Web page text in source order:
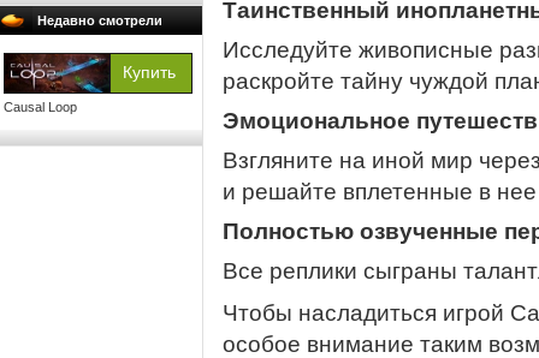
Недавно смотрели
Causal Loop
Таинственный
Исследуйте живописные
раскройте тайну чуждой
Эмоциональное
Взгляните на иной мир
и решайте вплетенные в
Полностью озвученные
Все реплики сыграны
Чтобы насладиться игрой
особое внимание таким